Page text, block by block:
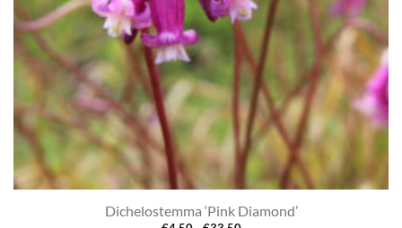
Dichelostemma ‘Pink Diamond’